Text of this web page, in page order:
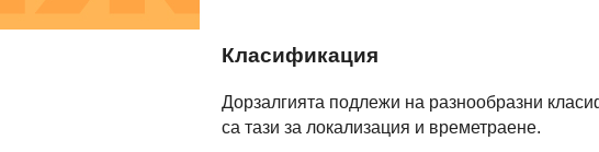
Класификация
Дорзалгията подлежи на разнообразни
са тази за локализация и времетраене.